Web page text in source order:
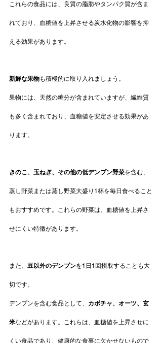
これらの食品には、良質の脂肪やタンパク質が含ま
れており、血糖値を上昇させる炭水化物の影響を抑
える効果があります。
新鮮な果物も積極的に取り入れましょう。
果物には、天然の糖分が含まれていますが、繊維質
も多く含まれており、血糖値を安定させる効果があ
ります。
きのこ、玉ねぎ、その他の低デンプン野菜を含む、
蒸し野菜または蒸し野菜大盛り1杯を毎日食べること
もおすすめです。これらの野菜は、血糖値を上昇さ
せにくい特徴があります。
また、 豆以外のデンプンを1日1回摂取することも大
切です。
デンプンを含む食品として、 カボチャ、オーツ、玄
米などがあります。これらは、血糖値を上昇させに
くい食品であり、健康的な食事に欠かせないもので